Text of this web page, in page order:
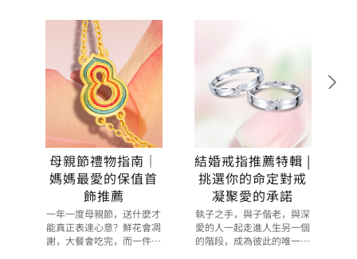
母親節禮物指南｜
媽媽最愛的保值首
飾推薦
一年一度母親節，送什麼才
能真正表達心意？鮮花會凋
謝，大餐會吃完，而一件精
結婚戒指推薦特輯 |
挑選你的命定對戒
凝聚愛的承諾
執子之手，與子偕老，與深
愛的人一起走進人生另一個
的階段，成為彼此的唯一，